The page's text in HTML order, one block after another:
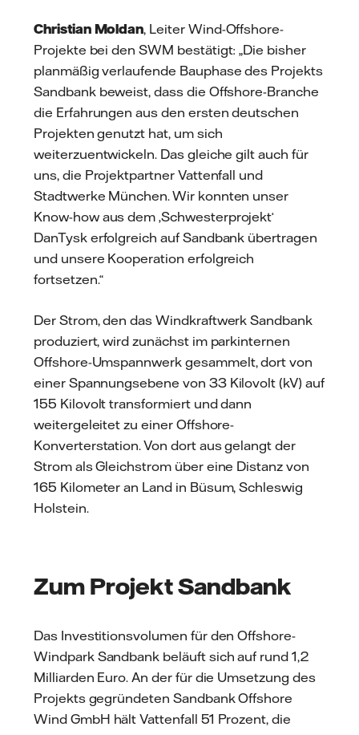
Christian Moldan, Leiter Wind-Offshore-
Projekte bei den SWM bestätigt: „Die bisher
planmäßig verlaufende Bauphase des Projekts
Sandbank beweist, dass die Offshore-Branche
die Erfahrungen aus den ersten deutschen
Projekten genutzt hat, um sich
weiterzuentwickeln. Das gleiche gilt auch für
uns, die Projektpartner Vattenfall und
Stadtwerke München. Wir konnten unser
Know-how aus dem ‚Schwesterprojekt‘
DanTysk erfolgreich auf Sandbank übertragen
und unsere Kooperation erfolgreich
fortsetzen.“
Der Strom, den das Windkraftwerk Sandbank
produziert, wird zunächst im parkinternen
Offshore-Umspannwerk gesammelt, dort von
einer Spannungsebene von 33 Kilovolt (kV) auf
155 Kilovolt transformiert und dann
weitergeleitet zu einer Offshore-
Konverterstation. Von dort aus gelangt der
Strom als Gleichstrom über eine Distanz von
165 Kilometer an Land in Büsum, Schleswig
Holstein.
Zum Projekt Sandbank
Das Investitionsvolumen für den Offshore-
Windpark Sandbank beläuft sich auf rund 1,2
Milliarden Euro. An der für die Umsetzung des
Projekts gegründeten Sandbank Offshore
Wind GmbH hält Vattenfall 51 Prozent, die